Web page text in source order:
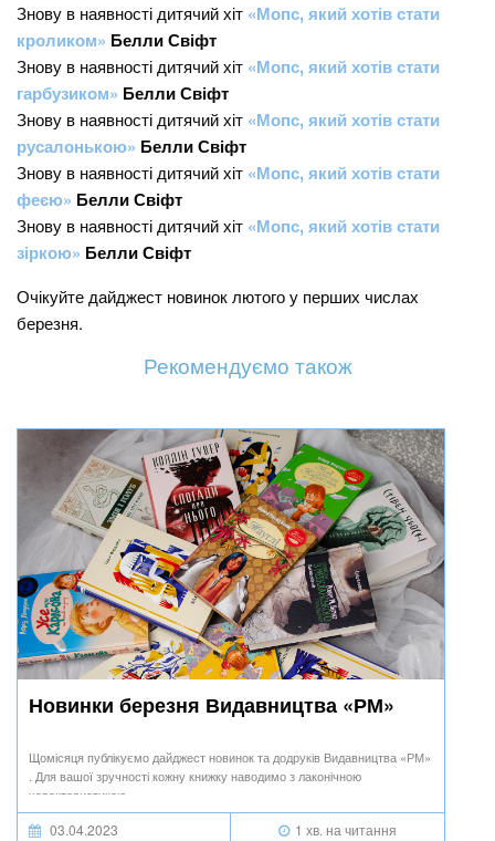
Знову в наявності дитячий хіт «Мопс, який хотів стати
кроликом» Белли Свіфт
Знову в наявності дитячий хіт «Мопс, який хотів стати
гарбузиком» Белли Свіфт
Знову в наявності дитячий хіт «Мопс, який хотів стати
русалонькою» Белли Свіфт
Знову в наявності дитячий хіт «Мопс, який хотів стати
феєю» Белли Свіфт
Знову в наявності дитячий хіт «Мопс, який хотів стати
зіркою» Белли Свіфт
Очікуйте дайджест новинок лютого у перших числах
березня.
Рекомендуємо також
Новинки березня Видавництва «РМ»
Щомісяця публікуємо дайджест новинок та додруків Видавництва «РМ»
. Для вашої зручності кожну книжку наводимо з лаконічною
характеристикою.
03.04.2023 1 хв. на читання